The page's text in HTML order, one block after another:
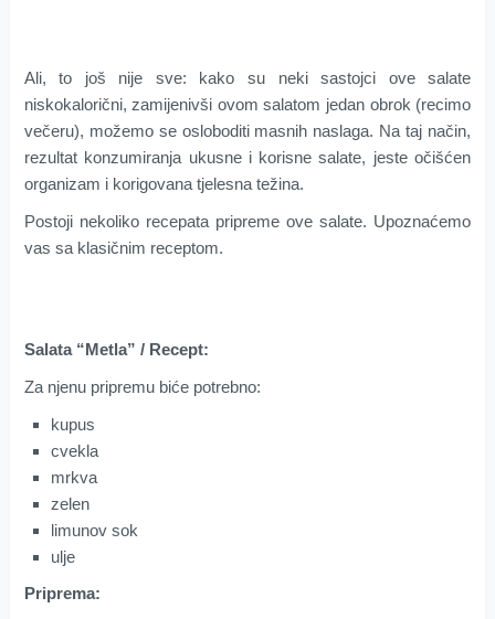
Ali, to još nije sve: kako su neki sastojci ove salate
niskokalorični, zamijenivši ovom salatom jedan obrok (recimo
večeru), možemo se osloboditi masnih naslaga. Na taj način,
rezultat konzumiranja ukusne i korisne salate, jeste očišćen
organizam i korigovana tjelesna težina.
Postoji nekoliko recepata pripreme ove salate. Upoznaćemo
vas sa klasičnim receptom.
Salata “Metla” / Recept:
Za njenu pripremu biće potrebno:
kupus
cvekla
mrkva
zelen
limunov sok
ulje
Priprema: